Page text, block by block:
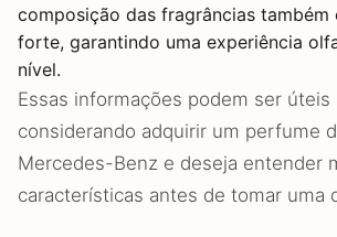
composição das fragrâncias também
forte, garantindo uma experiência
nível.
Essas informações podem ser úteis
considerando adquirir um perfume
Mercedes-Benz e deseja entender
características antes de tomar uma